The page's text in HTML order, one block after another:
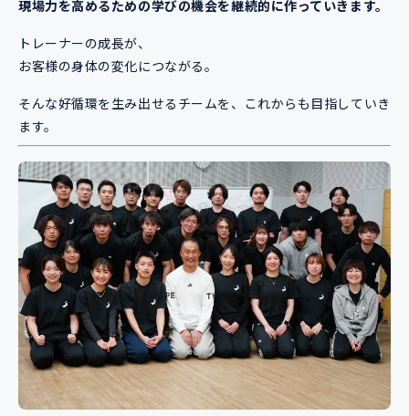
現場力を高めるための学びの機会を継続的に作っていきます。
トレーナーの成長が、
お客様の身体の変化につながる。
そんな好循環を生み出せるチームを、これからも目指していき
ます。